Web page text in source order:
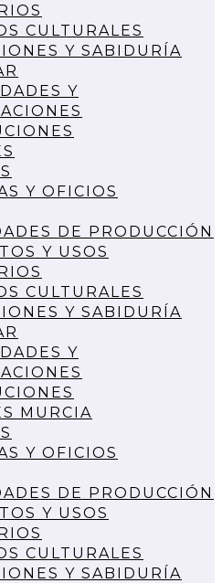
CULTURALES
Y SABIDURÍA
Y
Y OFICIOS
DE PRODUCCIÓN
Y USOS
CULTURALES
Y SABIDURÍA
Y
MURCIA
Y OFICIOS
DE PRODUCCIÓN
Y USOS
CULTURALES
Y SABIDURÍA